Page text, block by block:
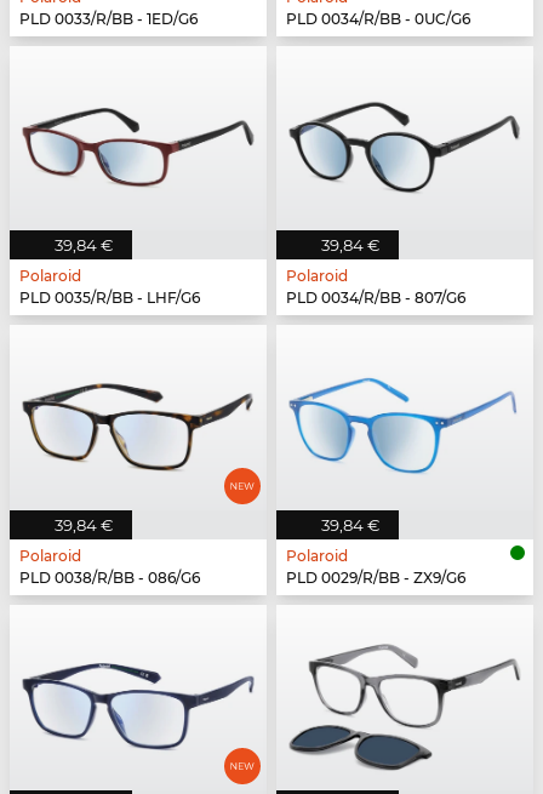
PLD 0033/R/BB - 1ED/G6
PLD 0034/R/BB - 0UC/G6
39,84 €
Polaroid
PLD 0035/R/BB - LHF/G6
39,84 €
Polaroid
PLD 0034/R/BB - 807/G6
39,84 €
Polaroid
PLD 0038/R/BB - 086/G6
39,84 €
Polaroid
PLD 0029/R/BB - ZX9/G6